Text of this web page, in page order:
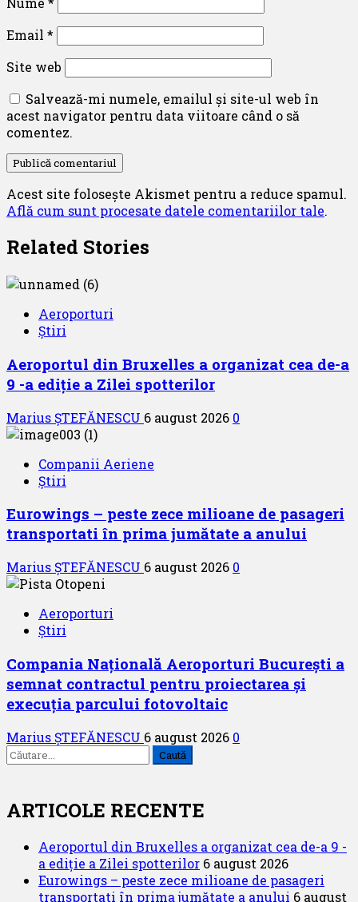
Email *
Site web
Salvează-mi numele, emailul și site-ul web în
acest navigator pentru data viitoare când o să
comentez.
Acest site folosește Akismet pentru a reduce spamul.
Află cum sunt procesate datele comentariilor tale.
Related Stories
Aeroporturi
Știri
Aeroportul din Bruxelles a organizat cea de-a
9 -a ediție a Zilei spotterilor
Marius ȘTEFĂNESCU 6 august 2026 0
Companii Aeriene
Știri
Eurowings – peste zece milioane de pasageri
transportati în prima jumătate a anului
Marius ȘTEFĂNESCU 6 august 2026 0
Aeroporturi
Știri
Compania Națională Aeroporturi București a
semnat contractul pentru proiectarea și
execuția parcului fotovoltaic
Marius ȘTEFĂNESCU 6 august 2026 0
Caută
după:
ARTICOLE RECENTE
Aeroportul din Bruxelles a organizat cea de-a 9 -
a ediție a Zilei spotterilor 6 august 2026
Eurowings – peste zece milioane de pasageri
transportati în prima jumătate a anului 6 august